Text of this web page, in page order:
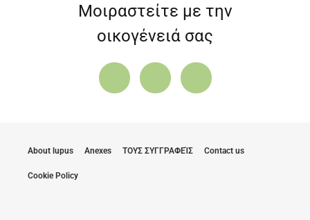
Μοιραστείτε με την
οικογένειά σας
About lupus Anexes ΤΟΥΣ ΣΥΓΓΡΑΦΕΊΣ Contact us
Cookie Policy